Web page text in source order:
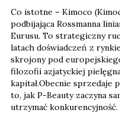
Co istotne – Kimoco
podbijająca Rossmanna
Eurusu. To strategiczny
latach doświadczeń z
skrojony pod
filozofii azjatyckiej
kapitał.Obecnie sprzedaje
to, jak P-Beauty zaczyna
utrzymać konkurencyjność.